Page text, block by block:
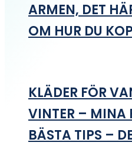
ARMEN, DET
OM HUR DU
KLÄDER FÖR
VINTER – MINA
BÄSTA TIPS –